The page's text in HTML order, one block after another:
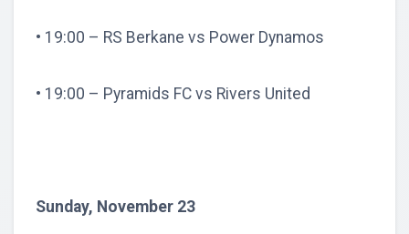
• 19:00 – RS Berkane vs Power Dynamos
• 19:00 – Pyramids FC vs Rivers United
Sunday, November 23